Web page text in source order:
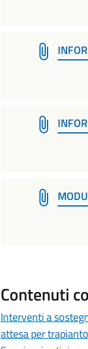
Contenuti
Interventi a
attesa per